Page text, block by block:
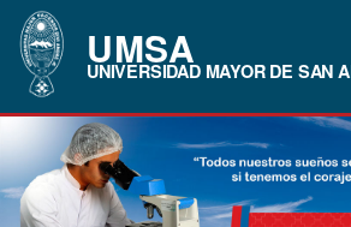
UMSA
UNIVERSIDAD MAYOR DE SAN